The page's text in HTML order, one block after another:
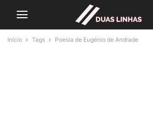
Início Tags Poesia de Eugénio de Andrade